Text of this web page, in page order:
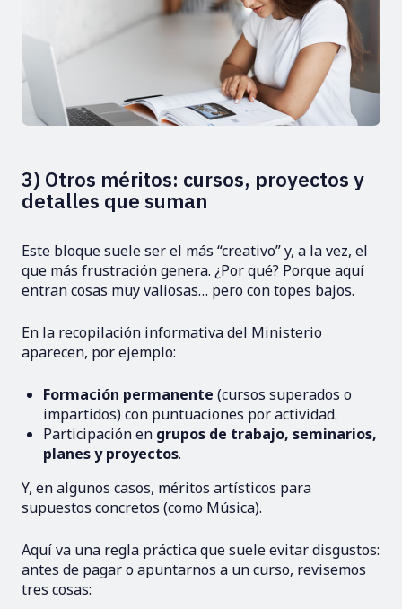
3) Otros méritos: cursos, proyectos y
detalles que suman
Este bloque suele ser el más “creativo” y, a la vez, el
que más frustración genera. ¿Por qué? Porque aquí
entran cosas muy valiosas… pero con topes bajos.
En la recopilación informativa del Ministerio
aparecen, por ejemplo:
Formación permanente (cursos superados o
impartidos) con puntuaciones por actividad.
Participación en grupos de trabajo, seminarios,
planes y proyectos.
Y, en algunos casos, méritos artísticos para
supuestos concretos (como Música).
Aquí va una regla práctica que suele evitar disgustos:
antes de pagar o apuntarnos a un curso, revisemos
tres cosas: